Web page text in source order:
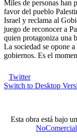
Miles de personas han
favor del pueblo
Israel y reclama al
juego de reconocer a
quien protagoniza una
La sociedad se opone
gobiernos. Es el
Twitter
Switch to Desktop
Esta obra está bajo